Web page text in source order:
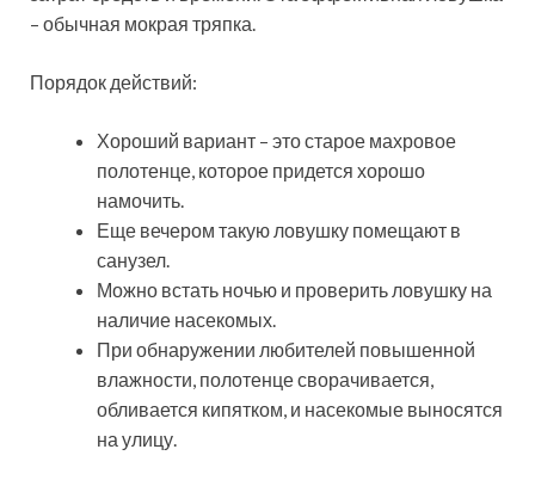
– обычная мокрая тряпка.
Порядок действий:
Хороший вариант – это старое махровое
полотенце, которое придется хорошо
намочить.
Еще вечером такую ловушку помещают в
санузел.
Можно встать ночью и проверить ловушку на
наличие насекомых.
При обнаружении любителей повышенной
влажности, полотенце сворачивается,
обливается кипятком, и насекомые выносятся
на улицу.